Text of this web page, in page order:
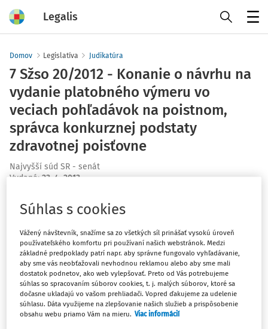
Legalis
Domov Legislatíva Judikatúra
7 Sžso 20/2012 - Konanie o návrhu na
vydanie platobného výmeru vo
veciach pohľadávok na poistnom,
správca konkurznej podstaty
zdravotnej poisťovne
Najvyšší súd SR - senát
Vydané: 23. 4. 2013
Máte predplatné?
Ups, zatiaľ ste si prečítali len
začiatok...
Súhlas s cookies
Vážený návštevník, snažíme sa zo všetkých síl prinášať vysokú úroveň
používateľského komfortu pri používaní našich webstránok. Medzi
základné predpoklady patrí napr. aby správne fungovalo vyhľadávanie,
aby sme vás neobťažovali nevhodnou reklamou alebo aby sme mali
dostatok podnetov, ako web vylepšovať. Preto od Vás potrebujeme
súhlas so spracovaním súborov cookies, t. j. malých súborov, ktoré sa
dočasne ukladajú vo vašom prehliadači. Vopred ďakujeme za udelenie
súhlasu. Dáta využijeme na zlepšovanie našich služieb a prispôsobenie
obsahu webu priamo Vám na mieru. Viac informácií